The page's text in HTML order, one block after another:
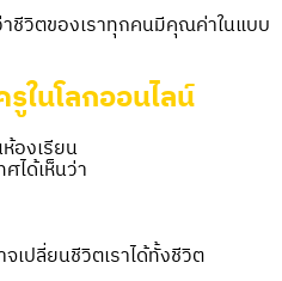
าชีวิตของเราทุกคนมีคุณค่าในแบบ
ในโลกออนไลน์
องเรียน
ได้เห็นว่า
เปลี่ยนชีวิตเราได้ทั้งชีวิต